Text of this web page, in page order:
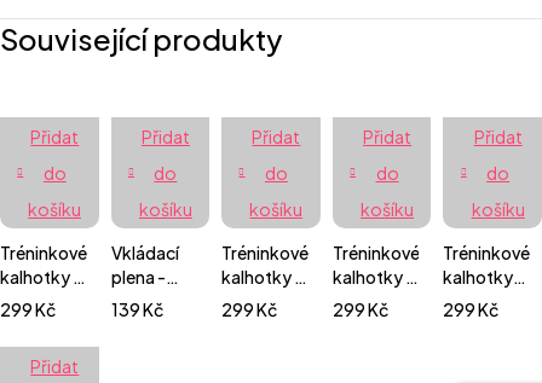
Související produkty
Přidat
do
košíku
Tréninkové
kalhotky -
Růžové
květiny
299Kč
Přidat
do
košíku
Vkládací
plena -
prefold
mikrovlákno
139Kč
Přidat
do
košíku
Tréninkové
kalhotky -
Noční
299Kč
Přidat
do
košíku
Tréninkové
kalhotky -
Kolibříci
299Kč
Přidat
do
košíku
Tréninkové
kalhotky
extra
jemné -
299Kč
Přidat